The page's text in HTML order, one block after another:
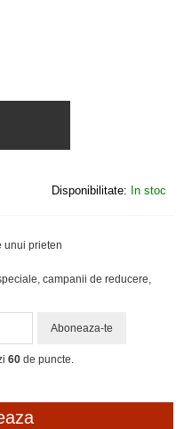
Disponibilitate: In stoc
unui prieten
campanii de reducere,
Aboneaza-te
60 de puncte.